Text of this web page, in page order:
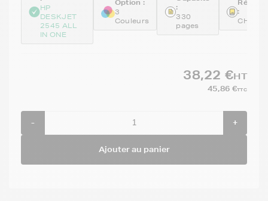
HP
DESKJET
2545 ALL
IN ONE
Option :
3
Couleurs
:
330
pages
:
38,22 €HT
45,86 €TTC
- +
Ajouter au panier